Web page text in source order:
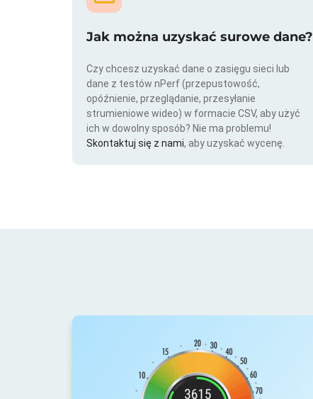
Jak można uzyskać surowe dane?
Czy chcesz uzyskać dane o zasięgu sieci lub
dane z testów nPerf (przepustowość,
opóźnienie, przeglądanie, przesyłanie
strumieniowe wideo) w formacie CSV, aby użyć
ich w dowolny sposób? Nie ma problemu!
Skontaktuj się z nami, aby uzyskać wycenę.